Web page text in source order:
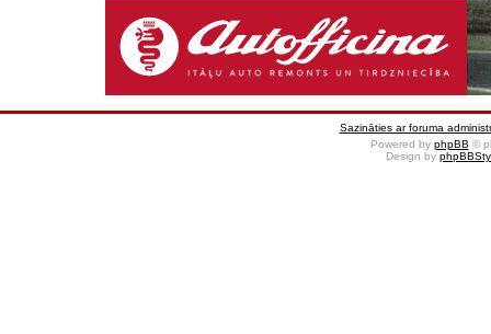
Sazināties ar foruma
Powered by phpBB ©
Design by